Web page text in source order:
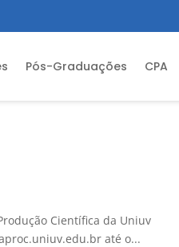
Pós-Graduações CPA
Científica da Uniuv
até o...